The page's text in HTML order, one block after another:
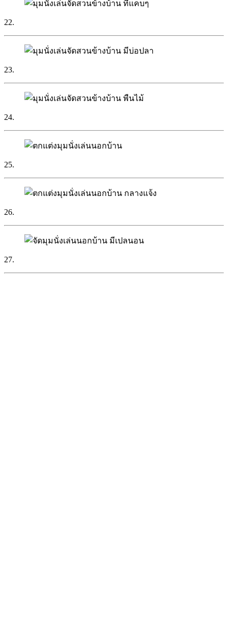
22.
23.
24.
25.
26.
27.